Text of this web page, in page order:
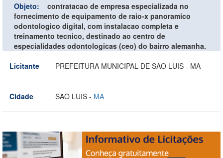
Objeto:
contratacao de empresa especializada no
fornecimento de equipamento de raio-x panoramico
odontologico digital, com instalacao completa e
treinamento tecnico, destinado ao centro de
especialidades odontologicas (ceo) do bairro alemanha.
Licitante
PREFEITURA MUNICIPAL DE SAO LUIS - MA
Cidade SAO LUIS - MA